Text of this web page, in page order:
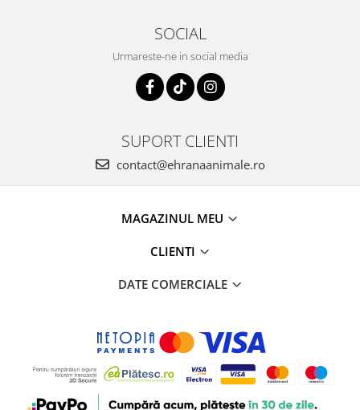
SOCIAL
Urmareste-ne in social media
SUPORT CLIENTI
contact@ehranaanimale.ro
MAGAZINUL MEU
CLIENTI
DATE COMERCIALE